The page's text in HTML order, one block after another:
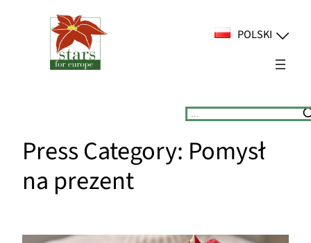
POLSKI
Suchen
Press Category: Pomysł
na prezent